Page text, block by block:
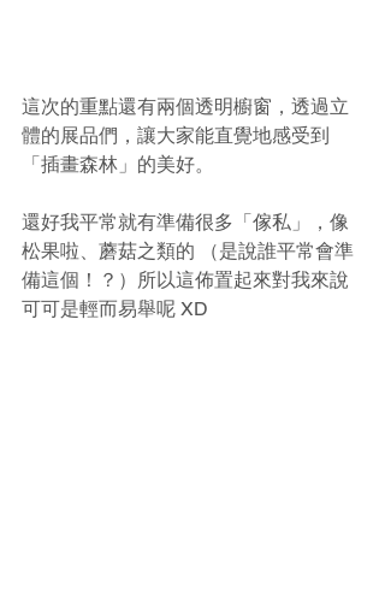
這次的重點還有兩個透明櫥窗，透過立
體的展品們，讓大家能直覺地感受到
「插畫森林」的美好。
還好我平常就有準備很多「傢私」，像
松果啦、蘑菇之類的 （是說誰平常會準
備這個！？）所以這佈置起來對我來說
可可是輕而易舉呢 XD